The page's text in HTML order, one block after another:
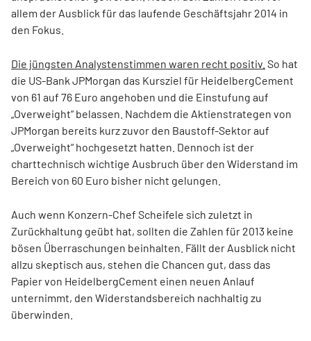
allem der Ausblick für das laufende Geschäftsjahr 2014 in
den Fokus.
Die jüngsten Analystenstimmen waren recht positiv. So hat
die US-Bank JPMorgan das Kursziel für HeidelbergCement
von 61 auf 76 Euro angehoben und die Einstufung auf
„Overweight“ belassen. Nachdem die Aktienstrategen von
JPMorgan bereits kurz zuvor den Baustoff-Sektor auf
„Overweight“ hochgesetzt hatten. Dennoch ist der
charttechnisch wichtige Ausbruch über den Widerstand im
Bereich von 60 Euro bisher nicht gelungen.
Auch wenn Konzern-Chef Scheifele sich zuletzt in
Zurückhaltung geübt hat, sollten die Zahlen für 2013 keine
bösen Überraschungen beinhalten. Fällt der Ausblick nicht
allzu skeptisch aus, stehen die Chancen gut, dass das
Papier von HeidelbergCement einen neuen Anlauf
unternimmt, den Widerstandsbereich nachhaltig zu
überwinden.